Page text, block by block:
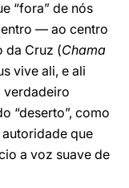
“fora” de nós
— ao centro
da Cruz (Chama
vive ali, e ali
verdadeiro
“deserto”, como
que
a voz suave de